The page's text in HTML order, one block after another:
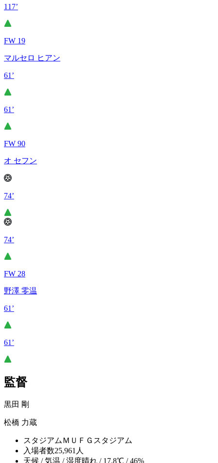
117’
FW 19
マルセロ ヒアン
61’
61’
FW 90
オ セフン
74’
74’
FW 28
野澤 零温
61’
61’
監督
黒田 剛
松橋 力蔵
スタジアム ＭＵＦＧスタジアム
入場者数25,961人
天候 / 気温 / 湿度晴れ / 17.8℃ / 46%